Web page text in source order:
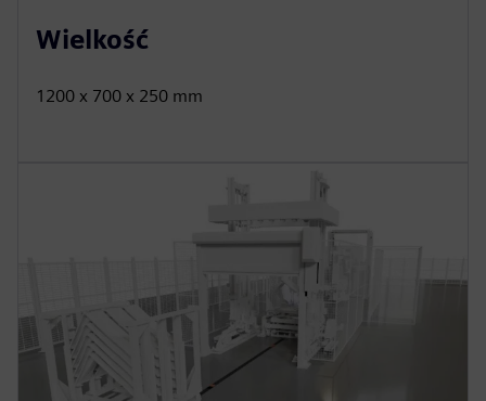
Wielkość
1200 x 700 x 250 mm